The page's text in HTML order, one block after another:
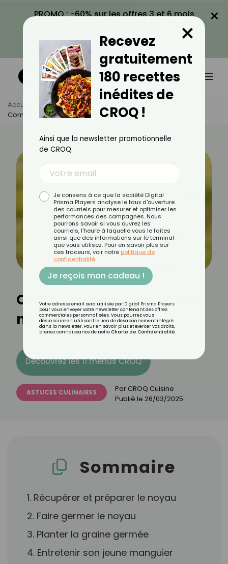
PROMO : -60% sur les offres 3 et 6 mois
VOIR LA PROMO
×
Accueil Actus
Astuces Culinaires
Comment Faire Germer Un Noyau De Mangue ?
Comment faire germer un
noyau de mangue ?
Découvrez les 11 menus CROQ
ASTUCES CULINAIRES Par CROQ Cuisine
Publié le 26/03/2025
Sommaire
1. Récupérer et préparer le noyau
2. Faire germer le noyau
3. Planter la graine germée
4. Entretenir son jeune manguier
Recevez
gratuitement
180 recettes
inédites de
CROQ !
×
Ainsi que la newsletter promotionnelle
de CROQ.
Je consens à ce que la société Digital
Prisma Players analyse le taux d'ouverture
des courriels pour mesurer et optimiser les
performances des campagnes. Nous
pourrons savoir si vous ouvrez les
courriels, l'heure à laquelle vous le faites
ainsi que des informations sur le terminal
que vous utilisez. Pour en savoir plus sur
ces traceurs, voir notre politique de
confidentialité.
Je reçois mon cadeau !
Votre adresse email sera utilisée par Digital Prisma Players
pour vous envoyer votre newsletter contenant des offres
commerciales personnalisées. Vous pourrez vous
désinscrire en utilisant le lien de désabonnement intégré
dans la newsletter. Pour en savoir plus et exercer vos droits,
prenez connaissance de notre Charte de Confidentialité.